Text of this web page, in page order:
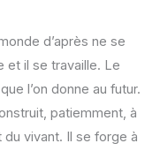
d’après ne se
et il se travaille. Le
l’on donne au futur.
patiemment, à
vivant. Il se forge à